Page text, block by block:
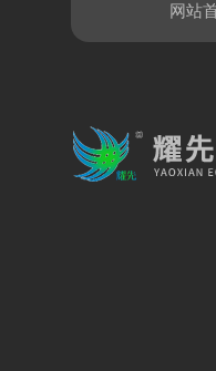
网站